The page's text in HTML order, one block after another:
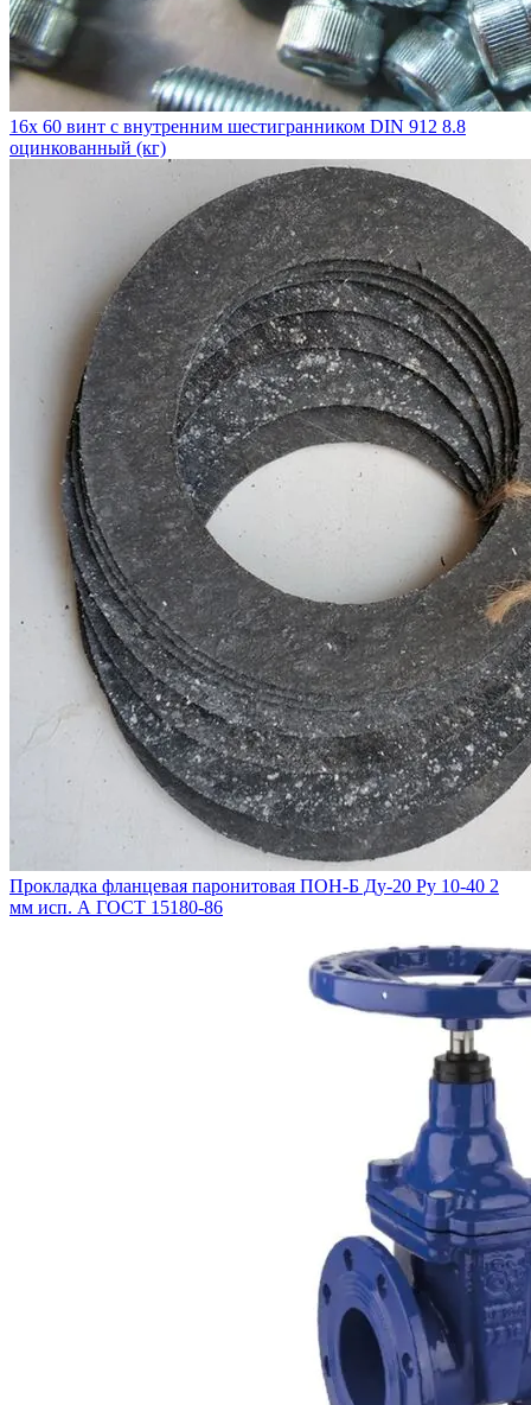
16x 60 винт с внутренним шестигранником DIN 912 8.8
оцинкованный (кг)
Прокладка фланцевая паронитовая ПОН-Б Ду-20 Ру 10-40 2
мм исп. А ГОСТ 15180-86